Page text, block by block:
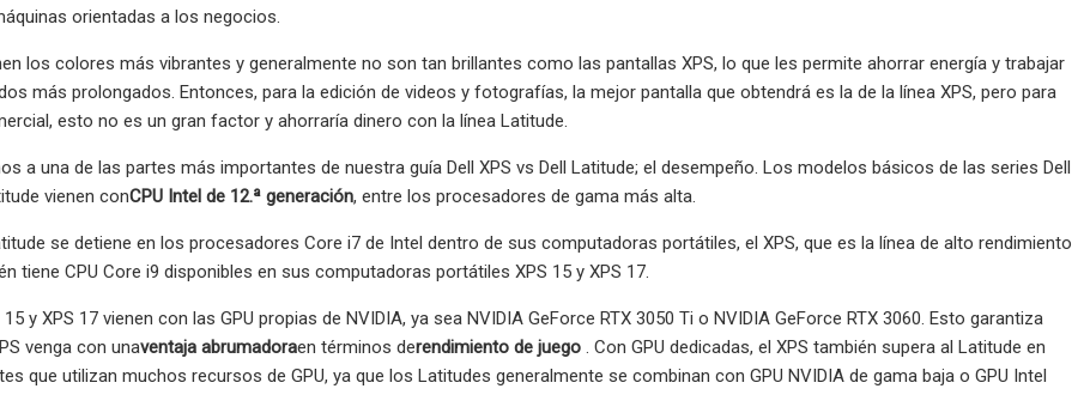
orientadas a los negocios.
los colores más vibrantes y generalmente no son tan brillantes como las pantallas XPS, lo que les permite ahorrar energía y trabajar
más prolongados. Entonces, para la edición de videos y fotografías, la mejor pantalla que obtendrá es la de la línea XPS, pero para
esto no es un gran factor y ahorraría dinero con la línea Latitude.
a una de las partes más importantes de nuestra guía Dell XPS vs Dell Latitude; el desempeño. Los modelos básicos de las series Dell
vienen conCPU Intel de 12.ª generación, entre los procesadores de gama más alta.
se detiene en los procesadores Core i7 de Intel dentro de sus computadoras portátiles, el XPS, que es la línea de alto rendimiento
tiene CPU Core i9 disponibles en sus computadoras portátiles XPS 15 y XPS 17.
y XPS 17 vienen con las GPU propias de NVIDIA, ya sea NVIDIA GeForce RTX 3050 Ti o NVIDIA GeForce RTX 3060. Esto garantiza
venga con unaventaja abrumadoraen términos derendimiento de juego . Con GPU dedicadas, el XPS también supera al Latitude en
que utilizan muchos recursos de GPU, ya que los Latitudes generalmente se combinan con GPU NVIDIA de gama baja o GPU Intel